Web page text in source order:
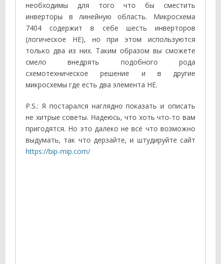
необходимы для того что бы сместить
инверторы в линейную область. Микросхема
7404 содержит в себе шесть инверторов
(логическое НЕ), но при этом используются
только два из них. Таким образом вы сможете
смело внедрять подобного рода
схемотехническое решение и в другие
микросхемы где есть два элемента НЕ.
P.S.: Я постарался наглядно показать и описать
не хитрые советы. Надеюсь, что хоть что-то вам
пригодятся. Но это далеко не всё что возможно
выдумать, так что дерзайте, и штудируйте сайт
https://bip-mip.com/